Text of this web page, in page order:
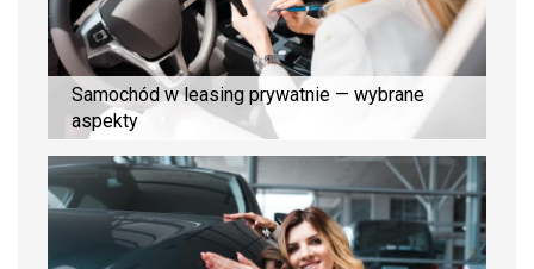
Samochód w leasing prywatnie — wybrane
aspekty